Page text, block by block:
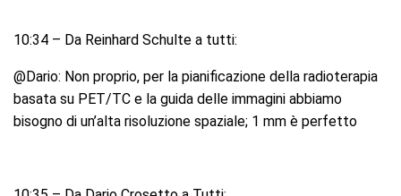
10:34 – Da Reinhard Schulte a tutti:
@Dario: Non proprio, per la pianificazione della radioterapia
basata su PET/TC e la guida delle immagini abbiamo
bisogno di un’alta risoluzione spaziale; 1 mm è perfetto